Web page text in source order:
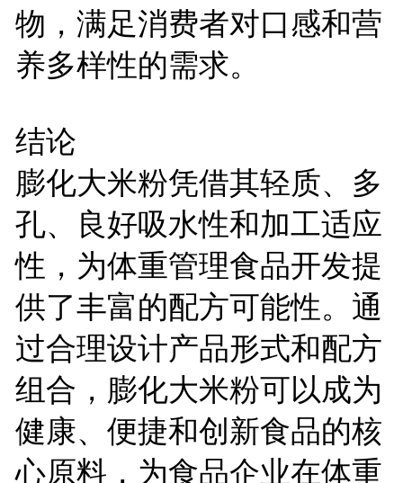
物，满足消费者对口感和营
养多样性的需求。
结论
膨化大米粉凭借其轻质、多
孔、良好吸水性和加工适应
性，为体重管理食品开发提
供了丰富的配方可能性。通
过合理设计产品形式和配方
组合，膨化大米粉可以成为
健康、便捷和创新食品的核
心原料，为食品企业在体重